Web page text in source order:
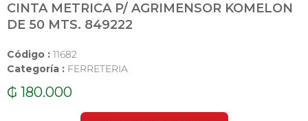
CINTA METRICA P/ AGRIMENSOR KOMELON
DE 50 MTS. 849222
Código : 11682
Categoría : FERRETERIA
₲ 180.000